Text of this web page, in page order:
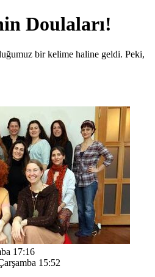
Doulaları!
bir kelime haline geldi. Peki,
17:16
15:52